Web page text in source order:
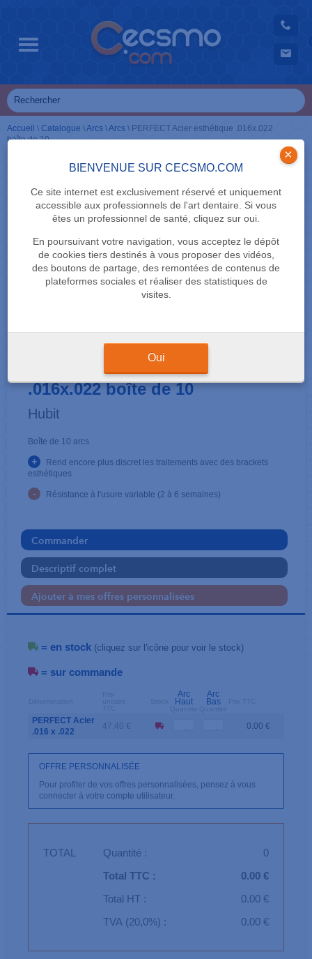
BIENVENUE SUR CECSMO.COM
Ce site internet est exclusivement réservé et uniquement
accessible aux professionnels de l'art dentaire. Si vous
êtes un professionnel de santé, cliquez sur oui.
En poursuivant votre navigation, vous acceptez le dépôt
de cookies tiers destinés à vous proposer des vidéos,
des boutons de partage, des remontées de contenus de
plateformes sociales et réaliser des statistiques de
visites.
×
Oui
Accueil \ Catalogue \Arcs \Arcs \ PERFECT Acier esthétique .016x.022
boîte de 10
PERFECT Acier esthétique
.016x.022 boîte de 10
Hubit
Boîte de 10 arcs
+
Rend encore plus discret les traitements avec des brackets
esthétiques
- Résistance à l'usure variable (2 à 6 semaines)
Commander
Descriptif complet
Ajouter à mes offres personnalisées
= en stock (cliquez sur l'icône pour voir le stock)
= sur commande
Arc
Haut
Arc
Bas
PERFECT Acier
.016 x .022
47.40 € 0.00 €
OFFRE PERSONNALISÉE
Pour profiter de vos offres personnalisées, pensez à vous
connecter à votre compte utilisateur.
TOTAL Quantité :
0
Total TTC :
0.00 €
Total HT :
0.00 €
TVA (20,0%) :
0.00 €